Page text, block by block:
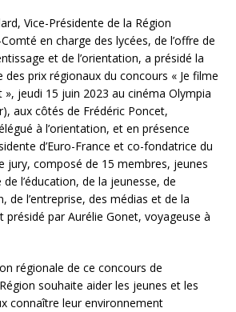
Vice-Présidente de la Région
en charge des lycées, de l’offre de
et de l’orientation, a présidé la
prix régionaux du concours « Je filme
jeudi 15 juin 2023 au cinéma Olympia
aux côtés de Frédéric Poncet,
à l’orientation, et en présence
d’Euro-France et co-fondatrice du
jury, composé de 15 membres, jeunes
l’éducation, de la jeunesse, de
de l’entreprise, des médias et de la
par Aurélie Gonet, voyageuse à
régionale de ce concours de
souhaite aider les jeunes et les
connaître leur environnement